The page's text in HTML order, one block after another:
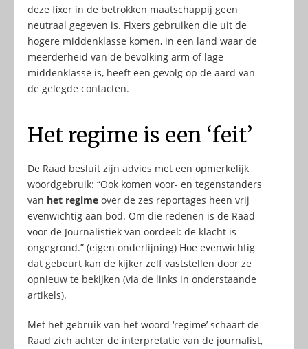
deze fixer in de betrokken maatschappij geen
neutraal gegeven is. Fixers gebruiken die uit de
hogere middenklasse komen, in een land waar de
meerderheid van de bevolking arm of lage
middenklasse is, heeft een gevolg op de aard van
de gelegde contacten.
Het regime is een ‘feit’
De Raad besluit zijn advies met een opmerkelijk
woordgebruik: “Ook komen voor- en tegenstanders
van het regime over de zes reportages heen vrij
evenwichtig aan bod. Om die redenen is de Raad
voor de Journalistiek van oordeel: de klacht is
ongegrond.” (eigen onderlijning) Hoe evenwichtig
dat gebeurt kan de kijker zelf vaststellen door ze
opnieuw te bekijken (via de links in onderstaande
artikels).
Met het gebruik van het woord ‘regime’ schaart de
Raad zich achter de interpretatie van de journalist,